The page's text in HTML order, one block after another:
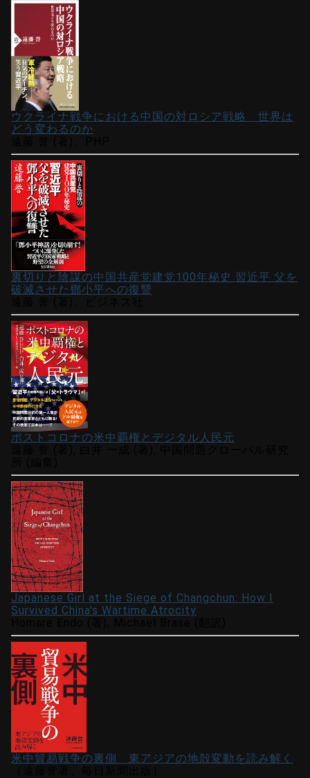
ウクライナ戦争における中国の対ロシア戦略 世界は
どう変わるのか
裏切りと陰謀の中国共産党建党100年秘史 習近平 父を
破滅させた鄧小平への復讐
ポストコロナの米中覇権とデジタル人民元
Japanese Girl at the Siege of Changchun: How I
Survived China's Wartime Atrocity
米中貿易戦争の裏側 東アジアの地殻変動を読み解く